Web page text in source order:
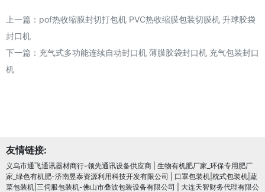
上一篇： pof热收缩膜封切打包机 PVC热收缩膜包装切膜机 升球胶袋
封口机
下一篇： 充气式多功能连续自动封口机 薄膜胶袋封口机 充气包装封口
机
友情链接:
义乌市通飞通讯器材商行-领先通讯设备供应商
生物有机肥厂家_环保专用肥厂
家_绿色有机肥-济南昱泰资源利用科技开发有限公司
口罩包装机|枕式包装机|蔬
菜包装机|三伺服包装机-佛山市叠波包装设备有限公司
大连天智财务代理有限公